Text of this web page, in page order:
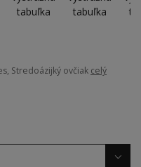
Stredoázijký ovčiak celý